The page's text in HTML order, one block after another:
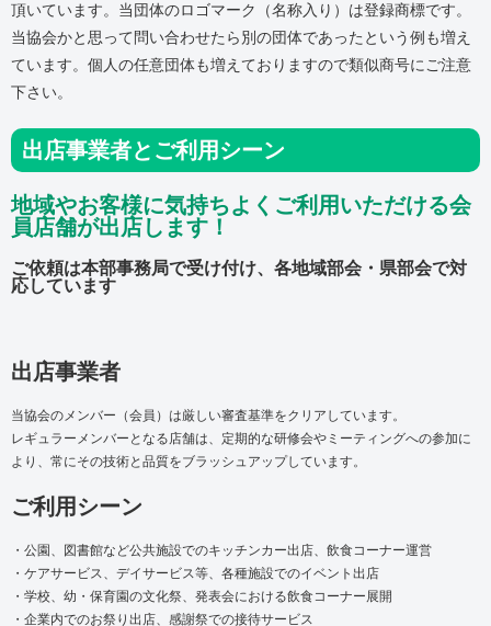
頂いています。当団体のロゴマーク（名称入り）は登録商標です。
当協会かと思って問い合わせたら別の団体であったという例も増え
ています。個人の任意団体も増えておりますので類似商号にご注意
下さい。
出店事業者とご利用シーン
地域やお客様に気持ちよくご利用いただける会
員店舗が出店します！
ご依頼は本部事務局で受け付け、各地域部会・県部会で対
応しています
出店事業者
当協会のメンバー（会員）は厳しい審査基準をクリアしています。
レギュラーメンバーとなる店舗は、定期的な研修会やミーティングへの参加に
より、常にその技術と品質をブラッシュアップしています。
ご利用シーン
・公園、図書館など公共施設でのキッチンカー出店、飲食コーナー運営
・ケアサービス、デイサービス等、各種施設でのイベント出店
・学校、幼・保育園の文化祭、発表会における飲食コーナー展開
・企業内でのお祭り出店、感謝祭での接待サービス